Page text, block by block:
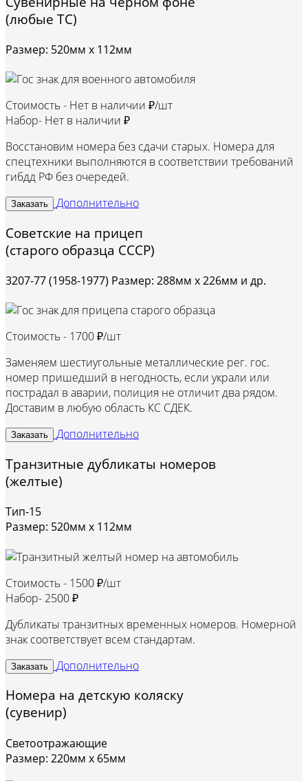
(любые ТС)
Размер: 520мм х 112мм
Стоимость - Нет в наличии ₽/шт
Набор- Нет в наличии ₽
Восстановим номера без сдачи старых. Номера для
спецтехники выполняются в соответствии требований
гибдд РФ без очередей.
Заказать Дополнительно
Советские на прицеп
(старого образца СССР)
3207-77 (1958-1977) Размер: 288мм х 226мм и др.
Стоимость - 1700 ₽/шт
Заменяем шестиугольные металлические рег. гос.
номер пришедший в негодность, если украли или
пострадал в аварии, полиция не отличит два рядом.
Доставим в любую область КС СДЕК.
Заказать Дополнительно
Транзитные дубликаты номеров
(желтые)
Тип-15
Размер: 520мм х 112мм
Стоимость - 1500 ₽/шт
Набор- 2500 ₽
Дубликаты транзитных временных номеров. Номерной
знак соответствует всем стандартам.
Заказать Дополнительно
Номера на детскую коляску
(сувенир)
Светоотражающие
Размер: 220мм х 65мм